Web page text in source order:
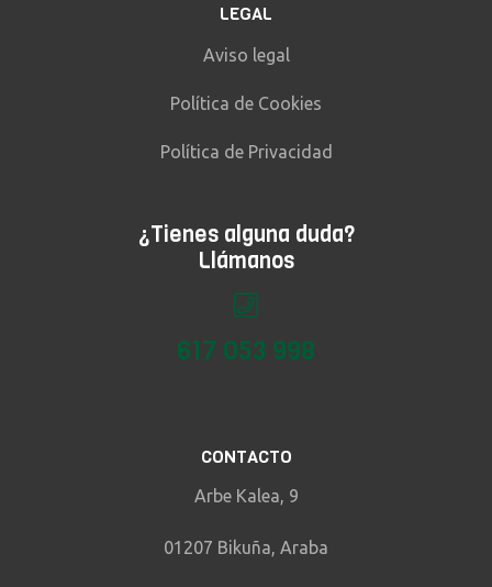
LEGAL
Aviso legal
Política de Cookies
Política de Privacidad
¿Tienes alguna duda?
Llámanos
617 053 998
CONTACTO
Arbe Kalea, 9
01207 Bikuña, Araba